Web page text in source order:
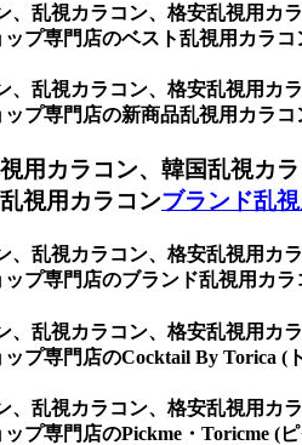
、乱視カラコン、格安乱視用
プ専門店のベスト乱視用カラコ
、乱視カラコン、格安乱視用
プ専門店の新商品乱視用カラコ
用カラコン、韓国乱視カ
視用カラコンブランド乱
、乱視カラコン、格安乱視用
プ専門店のブランド乱視用カラ
、乱視カラコン、格安乱視用
プ専門店のCocktail By Torica (
、乱視カラコン、格安乱視用
プ専門店のPickme・Toricme (